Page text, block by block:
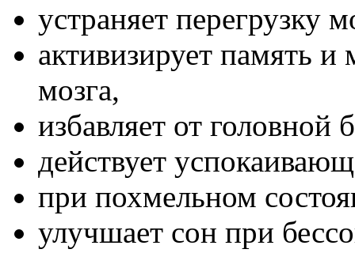
устраняет перегрузку
активизирует память
мозга,
избавляет от головной
действует
при похмельном
улучшает сон при